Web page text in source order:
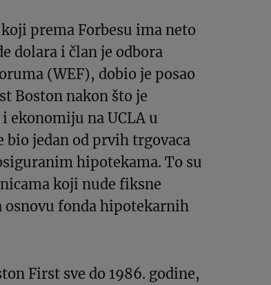
prema Forbesu ima neto
dolara i član je odbora
(WEF), dobio je posao
Boston nakon što je
ekonomiju na UCLA u
jedan od prvih trgovaca
hipotekama. To su
koji nude fiksne
fonda hipotekarnih
First sve do 1986. godine,